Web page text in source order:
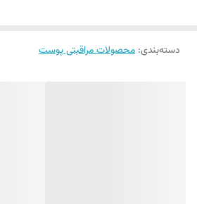
دسته‌بندی: محصولات مراقبتی پوست